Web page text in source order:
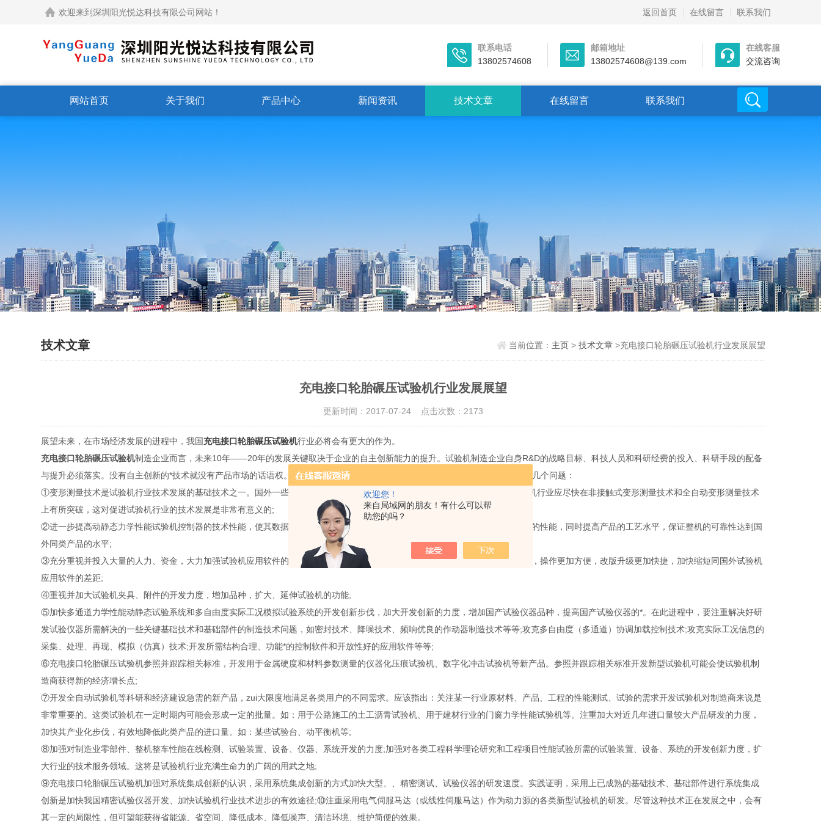
欢迎您！
来自局域网的朋友！有什么可以帮
助您的吗？
欢迎来到深圳阳光悦达科技有限公司网站！ 返回首页 在线留言 联系我们
联系电话
13802574608
邮箱地址
13802574608@139.com
在线客服
交流咨询
网站首页 关于我们 产品中心 新闻资讯 技术文章 在线留言 联系我们
技术文章 当前位置： 主页> 技术文章>充电接口轮胎碾压试验机行业发展展望
充电接口轮胎碾压试验机行业发展展望
更新时间：2017-07-24 点击次数：2173
展望未来，在市场经济发展的进程中，我国充电接口轮胎碾压试验机行业必将会有更大的作为。
充电接口轮胎碾压试验机制造企业而言，未来10年——20年的发展关键取决于企业的自主创新能力的提升。试验机制造企业自身R&D的战略目标、科技人员和科研经费的投入、科研手段的配备
与提升必须落实。没有自主创新的*技术就没有产品市场的话语权。在研究R&D战略目标时，应注意解决好当前制约行业技术发展的几个问题：
①变形测量技术是试验机行业技术发展的基础技术之一。国外一些同行在变形测量技术的研发上已经取得了新的明显的进展。试验机行业应尽快在非接触式变形测量技术和全自动变形测量技术
上有所突破，这对促进试验机行业的技术发展是非常有意义的;
②进一步提高动静态力学性能试验机控制器的技术性能，使其数据采集、处理系统、闭环控制系统的性能*达到或超过国外同类产品的性能，同时提高产品的工艺水平，保证整机的可靠性达到国
外同类产品的水平;
③充分重视并投入大量的人力、资金，大力加强试验机应用软件的开发、升级、创新，使国产应用软件的结构更加合理，功能更加*，操作更加方便，改版升级更加快捷，加快缩短同国外试验机
应用软件的差距;
④重视并加大试验机夹具、附件的开发力度，增加品种，扩大、延伸试验机的功能;
⑤加快多通道力学性能动静态试验系统和多自由度实际工况模拟试验系统的开发创新步伐，加大开发创新的力度，增加国产试验仪器品种，提高国产试验仪器的*。在此进程中，要注重解决好研
发试验仪器所需解决的一些关键基础技术和基础部件的制造技术问题，如密封技术、降噪技术、频响优良的作动器制造技术等等;攻克多自由度（多通道）协调加载控制技术;攻克实际工况信息的
采集、处理、再现、模拟（仿真）技术;开发所需结构合理、功能*的控制软件和开放性好的应用软件等等;
⑥充电接口轮胎碾压试验机参照并跟踪相关标准，开发用于金属硬度和材料参数测量的仪器化压痕试验机、数字化冲击试验机等新产品。参照并跟踪相关标准开发新型试验机可能会使试验机制
造商获得新的经济增长点;
⑦开发全自动试验机等科研和经济建设急需的新产品，zui大限度地满足各类用户的不同需求。应该指出：关注某一行业原材料、产品、工程的性能测试、试验的需求开发试验机对制造商来说是
非常重要的。这类试验机在一定时期内可能会形成一定的批量。如：用于公路施工的土工沥青试验机、用于建材行业的门窗力学性能试验机等。注重加大对近几年进口量较大产品研发的力度，
加快其产业化步伐，有效地降低此类产品的进口量。如：某些试验台、动平衡机等;
⑧加强对制造业零部件、整机整车性能在线检测、试验装置、设备、仪器、系统开发的力度;加强对各类工程科学理论研究和工程项目性能试验所需的试验装置、设备、系统的开发创新力度，扩
大行业的技术服务领域。这将是试验机行业充满生命力的广阔的用武之地;
⑨充电接口轮胎碾压试验机加强对系统集成创新的认识，采用系统集成创新的方式加快大型、、精密测试、试验仪器的研发速度。实践证明，采用上已成熟的基础技术、基础部件进行系统集成
创新是加快我国精密试验仪器开发、加快试验机行业技术进步的有效途径;⑩注重采用电气伺服马达（或线性伺服马达）作为动力源的各类新型试验机的研发。尽管这种技术正在发展之中，会有
其一定的局限性，但可望能获得省能源、省空间、降低成本、降低噪声、清洁环境、维护简便的效果。